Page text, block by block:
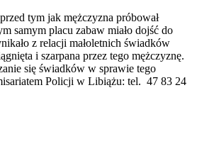
tym jak mężczyzna próbował
samym placu zabaw miało dojść do
z relacji małoletnich świadków
i szarpana przez tego mężczyznę.
się świadków w sprawie tego
Policji w Libiążu: tel. 47 83 24